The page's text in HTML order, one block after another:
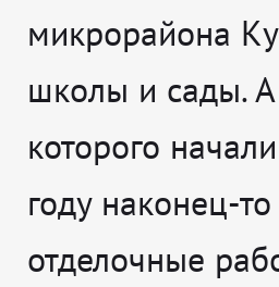
микрорайона
школы и сады.
которого
году наконец-
отделочные